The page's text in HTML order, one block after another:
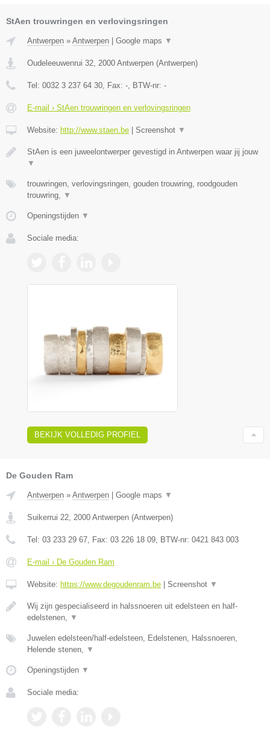
StAen trouwringen en verlovingsringen
Antwerpen » Antwerpen Google maps ▼
Oudeleeuwenrui 32, 2000 Antwerpen (Antwerpen)
Tel: 0032 3 237 64 30, Fax: -, BTW-nr: -
E-mail › StAen trouwringen en verlovingsringen
Website: http://www.staen.be Screenshot ▼
StAen is een juweelontwerper gevestigd in Antwerpen waar jij jouw
▼
trouwringen, verlovingsringen, gouden trouwring, roodgouden
trouwring, ▼
Openingstijden ▼
Sociale media:
BEKIJK VOLLEDIG PROFIEL
De Gouden Ram
Antwerpen » Antwerpen | Google maps ▼
Suikerrui 22 2000 Antwerpen (Antwerpen)
Tel: 03 233 29 67 , Fax: 03 226 18 09 , BTW-nr: 0421 843 003
E-mail › De Gouden Ram
Website: https://www.degoudenram.be | Screenshot ▼
Wij zijn gespecialiseerd in halssnoeren uit edelsteen en half-
edelstenen,
▼
Juwelen edelsteen/half-edelsteen, Edelstenen, Halssnoeren,
Helende stenen,
▼
Openingstijden ▼
Sociale media: